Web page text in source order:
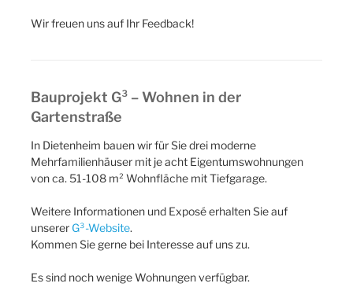
Wir freuen uns auf Ihr Feedback!
Bauprojekt G³ – Wohnen in der
Gartenstraße
In Dietenheim bauen wir für Sie drei moderne
Mehrfamilienhäuser mit je acht Eigentumswohnungen
von ca. 51-108 m² Wohnfläche mit Tiefgarage.
Weitere Informationen und Exposé erhalten Sie auf
unserer G³-Website.
Kommen Sie gerne bei Interesse auf uns zu.
Es sind noch wenige Wohnungen verfügbar.